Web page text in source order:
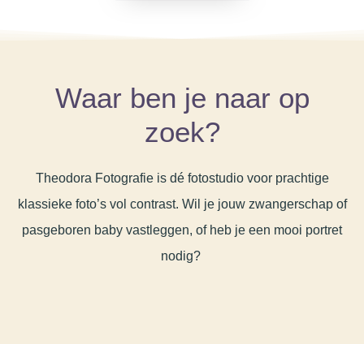
Waar ben je naar op
zoek?
Theodora Fotografie is dé fotostudio voor prachtige
klassieke foto’s vol contrast. Wil je jouw zwangerschap of
pasgeboren baby vastleggen, of heb je een mooi portret
nodig?